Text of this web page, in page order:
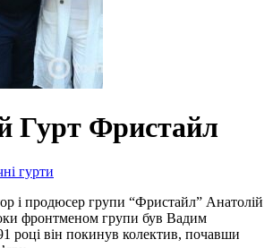
Гурт Фристайл
гурти
і продюсер групи “Фристайл” Анатолій
фронтменом групи був Вадим
році він покинув колектив, почавши